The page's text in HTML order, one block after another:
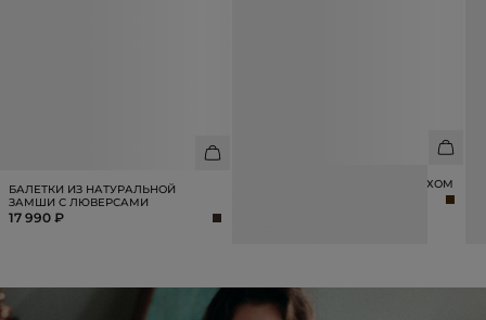
БАЛЕТКИ ИЗ НАТУРАЛЬНОЙ
ЗАМШИ С ЛЮВЕРСАМИ
17 990 ₽
БАЛЕТКИ С НАТУРАЛЬНЫМ МЕХОМ